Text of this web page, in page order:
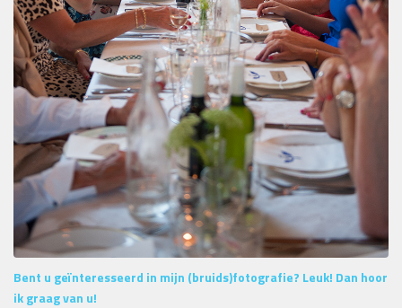
Bent u geïnteresseerd in mijn (bruids)fotografie? Leuk! Dan hoor
ik graag van u!